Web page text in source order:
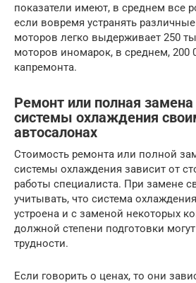
показатели имеют, в среднем все
если вовремя устранять
моторов легко выдерживает 250
моторов иномарок, в среднем, 200
капремонта.
Ремонт или полная замена
системы охлаждения
автосалонах
Стоимость ремонта или полной
системы охлаждения зависит от
работы специалиста. При замене
учитывать, что система
устроена и с заменой некоторых
должной степени подготовки
трудности.
Если говорить о ценах, то они